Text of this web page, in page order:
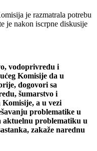
je razmatrala potrebu
je nakon iscrpne diskusije
vodoprivredu i
Komisije da u
dogovori sa
šumarstvo i
a u vezi
problematike u
aktuelnu problematiku u
zakaže narednu